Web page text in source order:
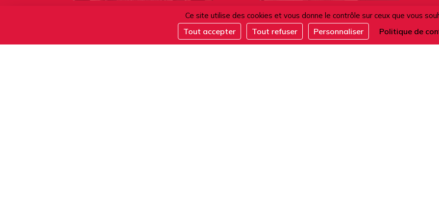
Ce site utilise des cookies et vous donne le contrôle sur ceux que vous
Tout accepter Tout refuser Personnaliser Politique de
11.08.2026
Café conversation